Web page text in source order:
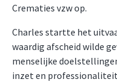
Crematies vzw op.
Charles startte het
waardig afscheid wilde
menselijke
inzet en